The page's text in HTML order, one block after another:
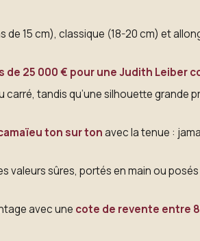
15 cm), classique (18-20 cm) et
de 25 000 € pour une Judith Leiber
tandis qu’une silhouette grande
ton sur tonavec la tenue :
valeurs sûres, portés en main ou
avec une cote de revente entre